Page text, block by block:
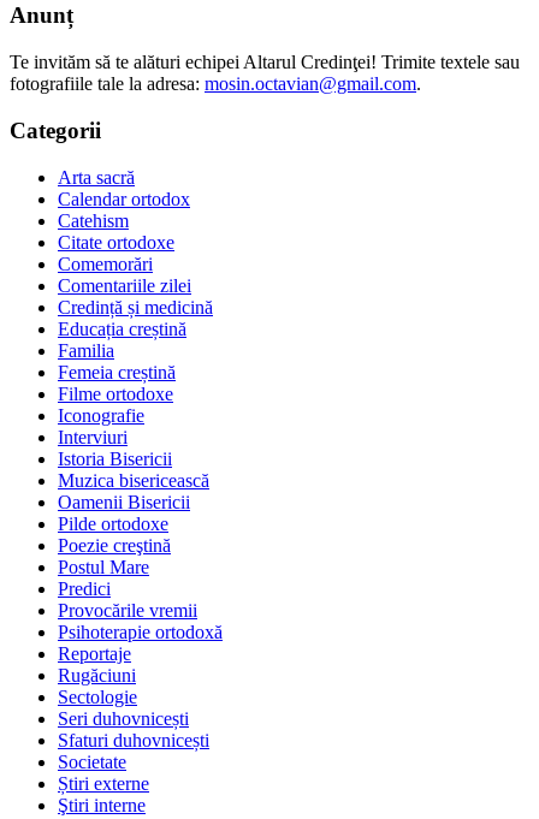
Anunț
Te invităm să te alături echipei Altarul Credinţei! Trimite textele sau
fotografiile tale la adresa: mosin.octavian@gmail.com.
Categorii
Arta sacră
Calendar ortodox
Catehism
Citate ortodoxe
Comemorări
Comentariile zilei
Credință și medicină
Educația creștină
Familia
Femeia creștină
Filme ortodoxe
Iconografie
Interviuri
Istoria Bisericii
Muzica bisericească
Oamenii Bisericii
Pilde ortodoxe
Poezie creştină
Postul Mare
Predici
Provocările vremii
Psihoterapie ortodoxă
Reportaje
Rugăciuni
Sectologie
Seri duhovnicești
Sfaturi duhovnicești
Societate
Știri externe
Ştiri interne